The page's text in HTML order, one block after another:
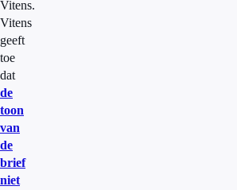
Vitens.
Vitens
geeft
toe
dat
de
toon
van
de
brief
niet